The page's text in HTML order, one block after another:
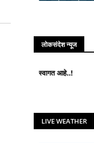
लोकसंदेश न्यूज
स्वागत आहे..!
LIVE WEATHER